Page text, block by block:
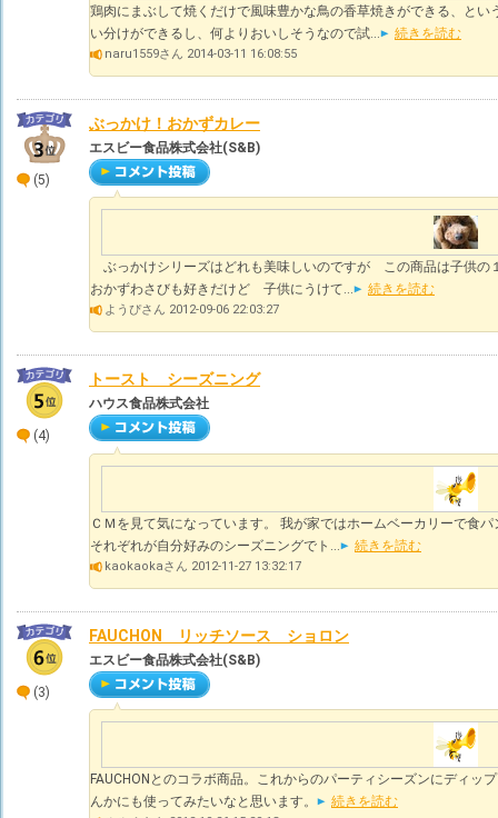
鶏肉にまぶして焼くだけで風味豊かな鳥の香草焼きができる、と
い分けができるし、何よりおいしそうなので試...
続きを読む
naru1559さん 2014-03-11 16:08:55
(5)
ぶっかけ！おかずカレー
エスビー食品株式会社(S&B)
ぶっかけシリーズはどれも美味しいのですが この商品は子供の
おかずわさびも好きだけど 子供にうけて...
続きを読む
ようぴさん 2012-09-06 22:03:27
(4)
トースト シーズニング
ハウス食品株式会社
ＣＭを見て気になっています。 我が家ではホームベーカリーで食
それぞれが自分好みのシーズニングでト...
続きを読む
kaokaokaさん 2012-11-27 13:32:17
(3)
FAUCHON リッチソース ショロン
エスビー食品株式会社(S&B)
FAUCHONとのコラボ商品。これからのパーティシーズンにディッ
んかにも使ってみたいなと思います。
続きを読む